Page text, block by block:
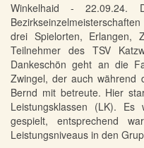
Winkelhaid - 22.09.24.
drei Spielorten, Erlangen,
Teilnehmer des TSV
Dankeschön geht an die
Zwingel, der auch während
Bernd mit betreute. Hier
Leistungsklassen (LK).
gespielt, entsprechend
Leistungsniveaus in den